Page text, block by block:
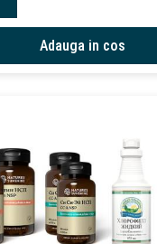
Adauga in cos